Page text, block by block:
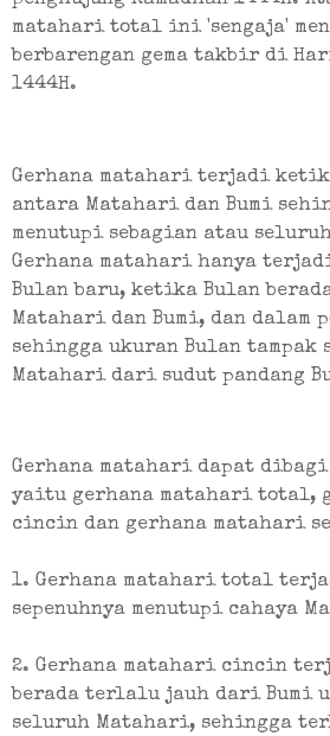
matahari total ini 'sengaja'
berbarengan gema takbir di
1444H.
Gerhana matahari terjadi
antara Matahari dan Bumi
menutupi sebagian atau
Gerhana matahari hanya
Bulan baru, ketika Bulan
Matahari dan Bumi, dan dalam
sehingga ukuran Bulan tampak
Matahari dari sudut pandang
Gerhana matahari dapat
yaitu gerhana matahari total,
cincin dan gerhana matahari
1. Gerhana matahari total
sepenuhnya menutupi cahaya
2. Gerhana matahari cincin
berada terlalu jauh dari Bumi
seluruh Matahari, sehingga